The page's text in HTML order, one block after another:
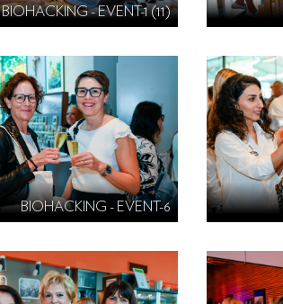
BIOHACKING - EVENT-1 (11)
BIOHACKING - EVENT-6